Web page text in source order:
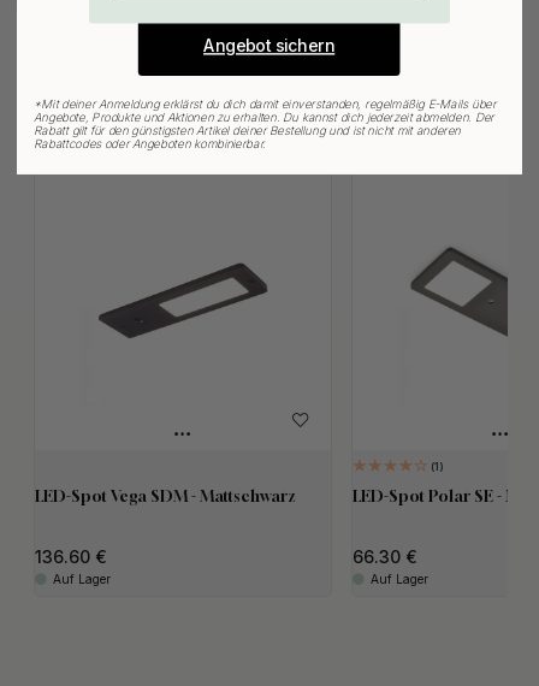
Verwandte Produkte
LED-Spot Vega SDM - Mattschwarz
136.60
Auf Lager
1
LED-Spot Polar SE -
66.30
Auf Lager
Angebot sichern
*Mit deiner Anmeldung erklärst du dich damit einverstanden, regelmäßig E-Mails über
Angebote, Produkte und Aktionen zu erhalten. Du kannst dich jederzeit abmelden. Der
Rabatt gilt für den günstigsten Artikel deiner Bestellung und ist nicht mit anderen
Rabattcodes oder Angeboten kombinierbar.